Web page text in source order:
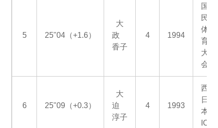
5 25"04（+1.6）
大
政
香子
4 1994
国
民
体
育
大
会
6 25"09（+0.3）
大
迫
淳子
4 1993
西
日
本
IC